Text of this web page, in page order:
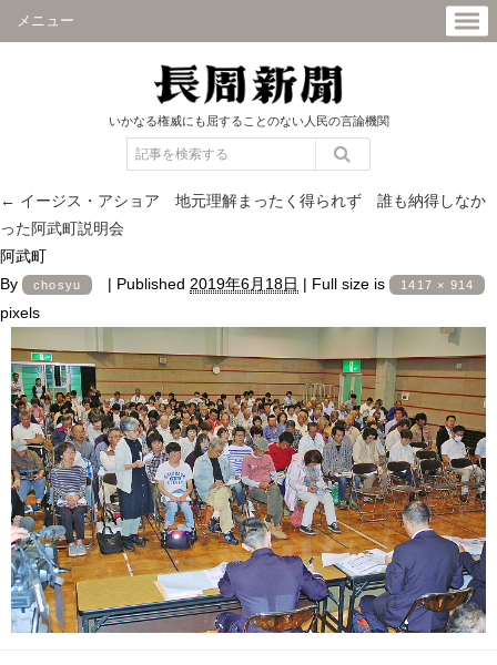
メニュー
いかなる権威にも屈することのない人民の言論機関
← イージス・アショア 地元理解まったく得られず 誰も納得しなか
った阿武町説明会
阿武町
By
chosyu | Published 2019年6月18日 | Full size is 1417 × 914
pixels